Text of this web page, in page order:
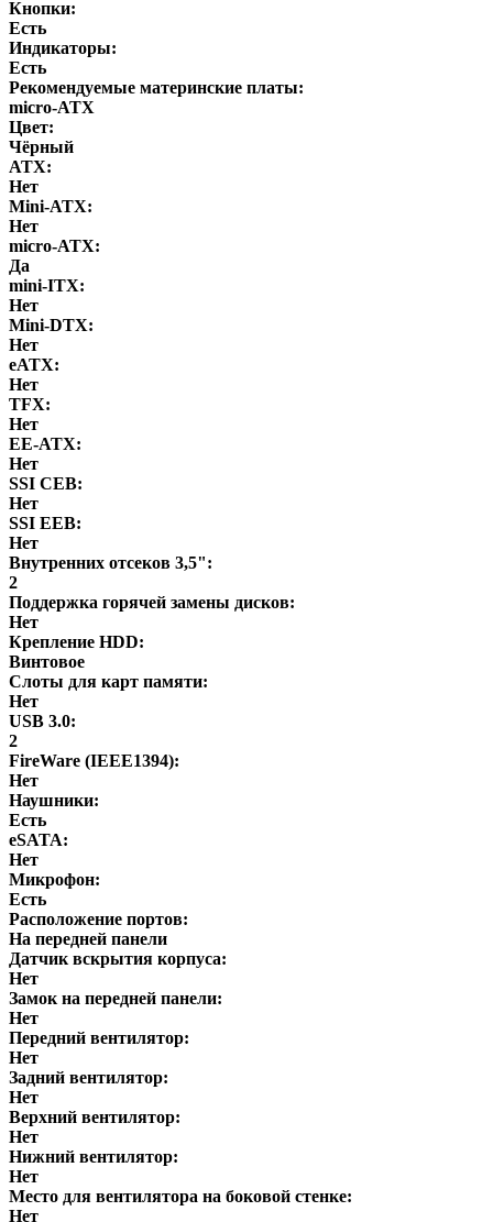
Кнопки:
Есть
Индикаторы:
Есть
Рекомендуемые материнские платы:
micro-ATX
Цвет:
Чёрный
ATX:
Нет
Mini-ATX:
Нет
micro-ATX:
Да
mini-ITX:
Нет
Mini-DTX:
Нет
eATX:
Нет
ТFХ:
Нет
EE-ATX:
Нет
SSI CEB:
Нет
SSI EEB:
Нет
Внутренних отсеков 3,5":
2
Поддержка горячей замены дисков:
Нет
Крепление HDD:
Винтовое
Слоты для карт памяти:
Нет
USB 3.0:
2
FireWare (IEEE1394):
Нет
Наушники:
Есть
eSATA:
Нет
Микрофон:
Есть
Расположение портов:
На передней панели
Датчик вскрытия корпуса:
Нет
Замок на передней панели:
Нет
Передний вентилятор:
Нет
Задний вентилятор:
Нет
Верхний вентилятор:
Нет
Нижний вентилятор:
Нет
Место для вентилятора на боковой стенке:
Нет